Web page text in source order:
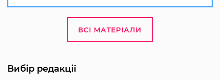
ВСІ МАТЕРІАЛИ
Вибір редакції